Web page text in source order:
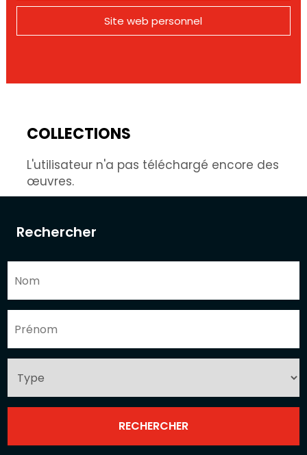
Rechercher
Site web personnel
COLLECTIONS
L'utilisateur n'a pas téléchargé encore des
œuvres.